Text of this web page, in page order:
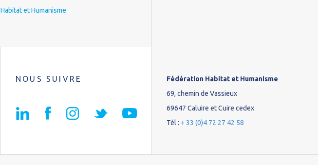
Habitat et Humanisme
NOUS SUIVRE
Fédération Habitat et Humanisme
69, chemin de Vassieux
69647 Caluire et Cuire cedex
Tél : + 33 (0)4 72 27 42 58